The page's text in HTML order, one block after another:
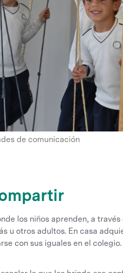
de comunicación
los niños aprenden, a
u otros adultos. En casa
con sus iguales en el colegio.